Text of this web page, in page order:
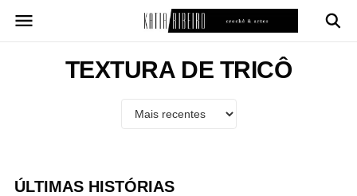
para
TEXTURA DE TRICÔ
ÚLTIMAS HISTÓRIAS